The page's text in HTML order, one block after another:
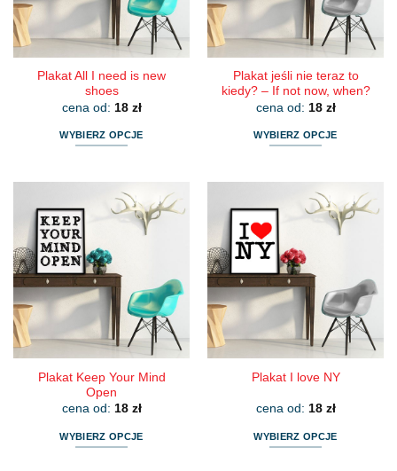
Plakat All I need is new
shoes
cena od: 18 zł
WYBIERZ OPCJE
wiele
wariantów.
Opcje
można
wybrać
na
stronie
produktu
Plakat jeśli nie teraz to
kiedy? – If not now, when?
cena od: 18 zł
WYBIERZ OPCJE
wiele
wariantów.
Opcje
można
wybrać
na
stronie
produktu
Plakat Keep Your Mind
Open
cena od: 18 zł
WYBIERZ OPCJE
Plakat I love NY
cena od: 18 zł
WYBIERZ OPCJE